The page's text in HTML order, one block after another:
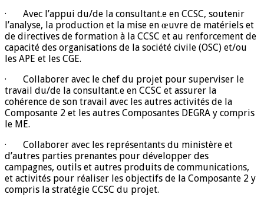
· Avec l’appui du/de la consultant.e en CCSC, soutenir
l’analyse, la production et la mise en œuvre de matériels et
de directives de formation à la CCSC et au renforcement de
capacité des organisations de la société civile (OSC) et/ou
les APE et les CGE.
· Collaborer avec le chef du projet pour superviser le
travail du/de la consultant.e en CCSC et assurer la
cohérence de son travail avec les autres activités de la
Composante 2 et les autres Composantes DEGRA y compris
le ME.
· Collaborer avec les représentants du ministère et
d’autres parties prenantes pour développer des
campagnes, outils et autres produits de communications,
et activités pour réaliser les objectifs de la Composante 2 y
compris la stratégie CCSC du projet.